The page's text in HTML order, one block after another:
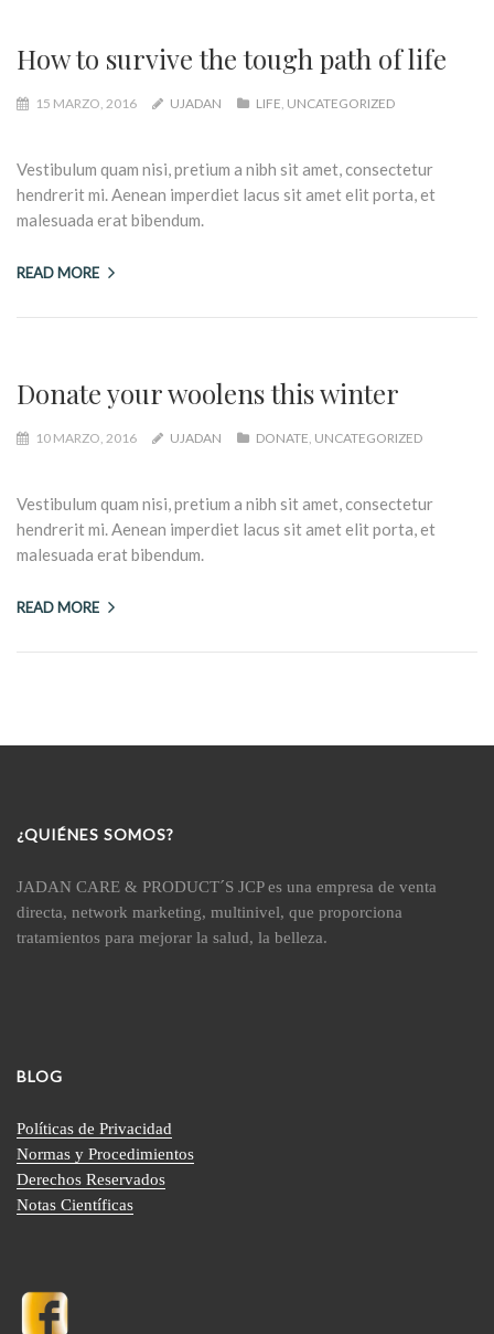
How to survive the tough path of life
15 MARZO, 2016 UJADAN LIFE, UNCATEGORIZED
Vestibulum quam nisi, pretium a nibh sit amet, consectetur
hendrerit mi. Aenean imperdiet lacus sit amet elit porta, et
malesuada erat bibendum.
READ MORE
Donate your woolens this winter
10 MARZO, 2016 UJADAN DONATE, UNCATEGORIZED
Vestibulum quam nisi, pretium a nibh sit amet, consectetur
hendrerit mi. Aenean imperdiet lacus sit amet elit porta, et
malesuada erat bibendum.
READ MORE
¿QUIÉNES SOMOS?
JADAN CARE & PRODUCT´S JCP es una empresa de venta
directa, network marketing, multinivel, que proporciona
tratamientos para mejorar la salud, la belleza.
BLOG
Políticas de Privacidad
Normas y Procedimientos
Derechos Reservados
Notas Científicas